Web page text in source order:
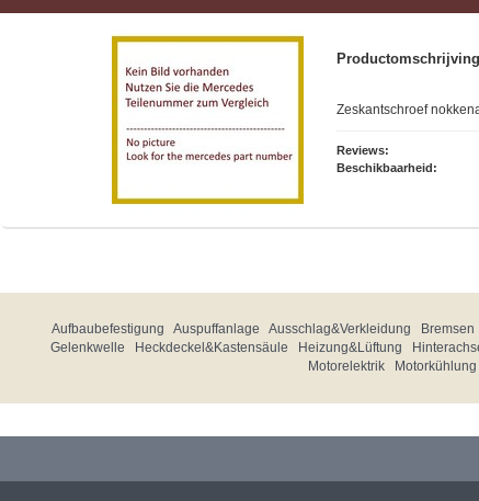
Productomschrijving
Zeskantschroef
Reviews:
Beschikbaarheid:
Aufbaubefestigung Auspuffanlage Ausschlag&Verkleidung Bremsen
Gelenkwelle
Heckdeckel&Kastensäule Heizung&Lüftung
Motorelektrik
Motorkühlung